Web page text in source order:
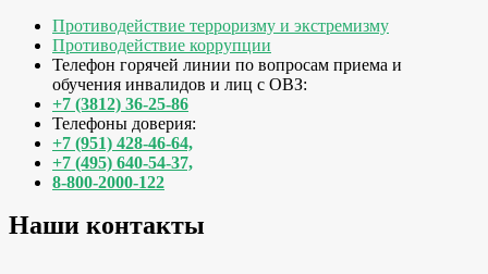
Противодействие терроризму и экстремизму
Противодействие коррупции
Телефон горячей линии по вопросам приема и
обучения инвалидов и лиц с ОВЗ:
+7 (3812) 36-25-86
Телефоны доверия:
+7 (951) 428-46-64,
+7 (495) 640-54-37,
8-800-2000-122
Наши контакты